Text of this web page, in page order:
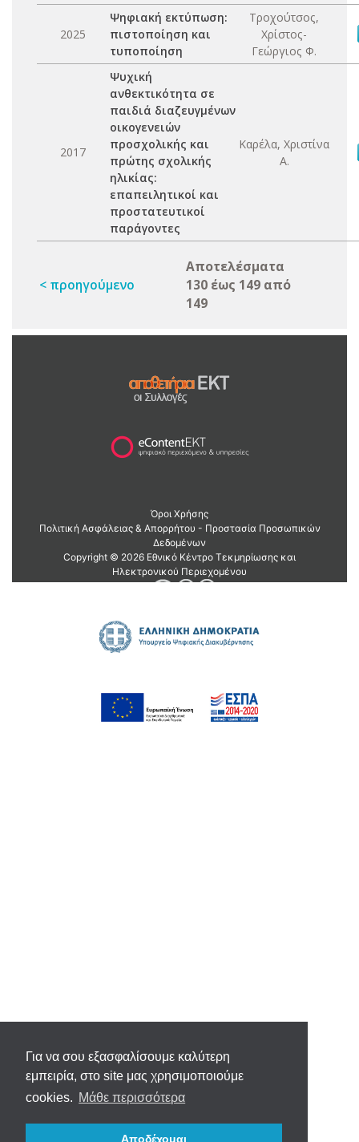
Για να σου εξασφαλίσουμε καλύτερη
εμπειρία, στο site μας χρησιμοποιούμε
cookies. Μάθε περισσότερα
Αποδέχομαι
2025
Ψηφιακή εκτύπωση:
πιστοποίηση και
τυποποίηση
Τροχούτσος,
Χρίστος-
Γεώργιος Φ.
2017
Ψυχική
ανθεκτικότητα σε
παιδιά διαζευγμένων
οικογενειών
προσχολικής και
πρώτης σχολικής
ηλικίας:
επαπειλητικοί και
προστατευτικοί
παράγοντες
Καρέλα, Χριστίνα
Α.
< προηγούμενο
Αποτελέσματα
130 έως 149 από
149